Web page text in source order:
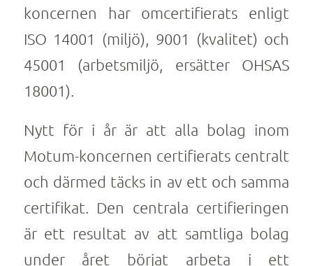
koncernen har omcertifierats enligt
ISO 14001 (miljö), 9001 (kvalitet) och
45001 (arbetsmiljö, ersätter OHSAS
18001).
Nytt för i år är att alla bolag inom
Motum-koncernen certifierats centralt
och därmed täcks in av ett och samma
certifikat. Den centrala certifieringen
är ett resultat av att samtliga bolag
under året börjat arbeta i ett